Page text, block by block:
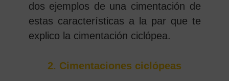
dos ejemplos de una cimentación de
estas características a la par que te
explico la cimentación ciclópea.
2. Cimentaciones ciclópeas